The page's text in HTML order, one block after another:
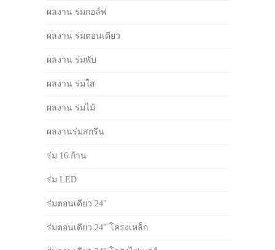
ผลงาน ร่มกอล์ฟ
ผลงาน ร่มตอนเดียว
ผลงาน ร่มพับ
ผลงาน ร่มใส
ผลงาน ร่มไม้
ผลงานร่มสกรีน
ร่ม 16 ก้าน
ร่ม LED
ร่มตอนเดียว 24"
ร่มตอนเดียว 24" โครงเหล็ก